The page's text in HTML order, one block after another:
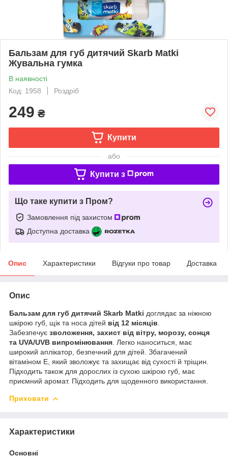
Бальзам для губ дитячий Skarb Matki
Жувальна гумка
В наявності
Код: 1958
Роздріб
249 ₴
Купити
або
Купити з
Що таке купити з Пром?
Замовлення під захистом
Доступна доставка
Опис Характеристики Відгуки про товар Доставка
Опис
Бальзам для губ дитячий Skarb Matki доглядає за ніжною
шкірою губ, щік та носа дітей від 12 місяців
Забезпечує зволоження, захист від вітру, морозу, сонця
та UVA/UVB випромінювання . Легко наноситься, має
широкий аплікатор, безпечний для дітей. Збагачений
вітаміном Е, який зволожує та захищає від сухості й тріщин.
Підходить також для дорослих із сухою шкірою губ, має
приємний аромат. Підходить для щоденного використання.
Приховати
Характеристики
Основні